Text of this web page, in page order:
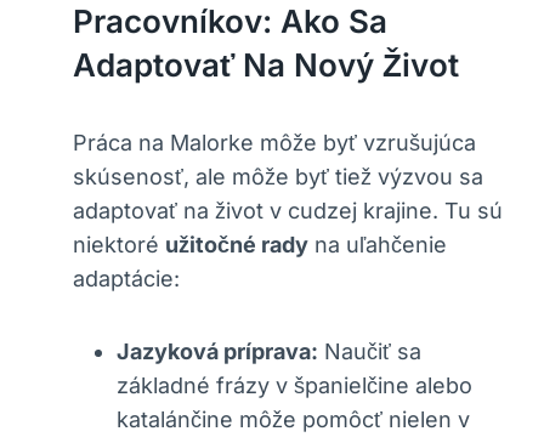
Pracovníkov: Ako Sa
Adaptovať Na Nový Život
Práca na Malorke môže byť vzrušujúca
skúsenosť, ale môže byť tiež výzvou sa
adaptovať na život v cudzej krajine. Tu sú
niektoré užitočné rady na uľahčenie
adaptácie:
Jazyková príprava: Naučiť sa
základné frázy v španielčine alebo
katalánčine môže pomôcť nielen v